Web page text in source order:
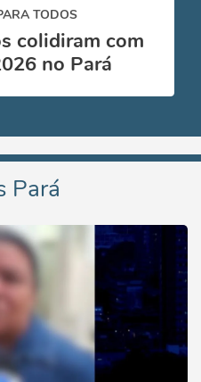
TODOS
colidiram com
no Pará
Pará